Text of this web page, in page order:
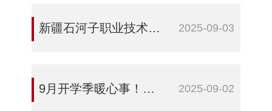
新疆石河子职业技术学院师生共赴“爱国之约”——“同庆盛典 爱国力行”主题教育活动燃情启幕 2025-09-03
9月开学季暖心事！新疆石河子职业技术学院志愿者走进特殊教育学校 用服务护航成长 2025-09-02